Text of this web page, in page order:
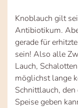
Knoblauch gilt
Antibiotikum.
gerade für
sein! Also alle
Lauch,
möglichst lange
Schnittlauch,
Speise geben